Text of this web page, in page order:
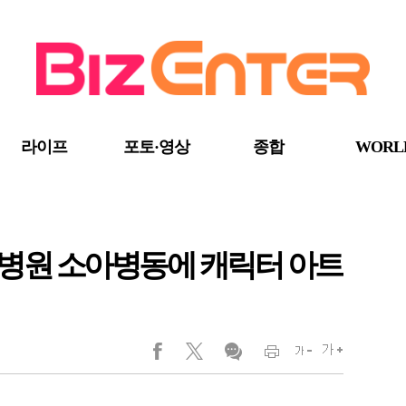
라이프 포토·영상 종합
원 소아병동에 캐릭터 아트